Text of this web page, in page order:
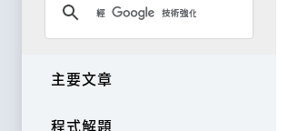
主要文章
程式解題